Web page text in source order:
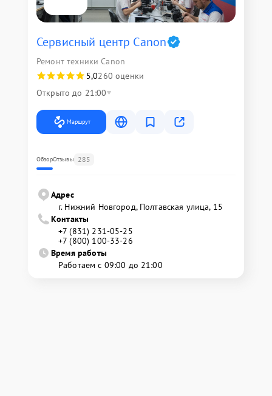
Сервисный центр Canon
Ремонт техники Canon
5,0260 оценки
Открыто до 21:00
Маршрут
ОбзорОтзывы 285
Адрес
г. Нижний Новгород, Полтавская улица, 15
Контакты
+7 (831) 231-05-25
+7 (800) 100-33-26
Время работы
Работаем с 09:00 до 21:00